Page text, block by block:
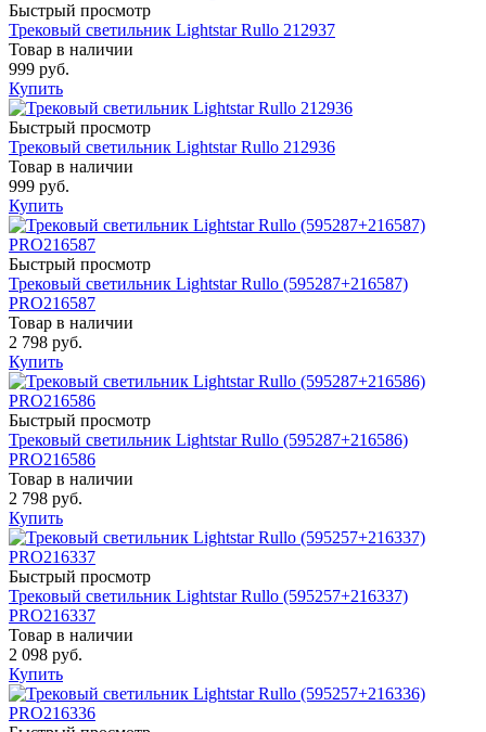
Быстрый просмотр
Трековый светильник Lightstar Rullo 212937
Товар в наличии
999 руб.
Купить
Быстрый просмотр
Трековый светильник Lightstar Rullo 212936
Товар в наличии
999 руб.
Купить
Быстрый просмотр
Трековый светильник Lightstar Rullo (595287+216587)
PRO216587
Товар в наличии
2 798 руб.
Купить
Быстрый просмотр
Трековый светильник Lightstar Rullo (595287+216586)
PRO216586
Товар в наличии
2 798 руб.
Купить
Быстрый просмотр
Трековый светильник Lightstar Rullo (595257+216337)
PRO216337
Товар в наличии
2 098 руб.
Купить